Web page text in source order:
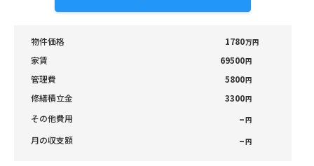
物件価格 1780万円
家賃 69500円
管理費 5800円
修繕積立金 3300円
その他費用 –円
月の収支額 –円